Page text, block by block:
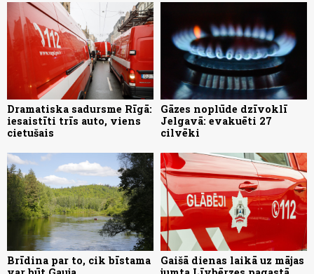
Dramatiska sadursme Rīgā:
iesaistīti trīs auto, viens
cietušais
Gāzes noplūde dzīvoklī
Jelgavā: evakuēti 27
cilvēki
Brīdina par to, cik bīstama
Gaišā dienas laikā uz mājas